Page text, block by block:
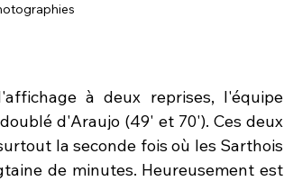
à deux reprises, l'équipe
d'Araujo (49' et 70'). Ces deux
la seconde fois où les Sarthois
de minutes. Heureusement est